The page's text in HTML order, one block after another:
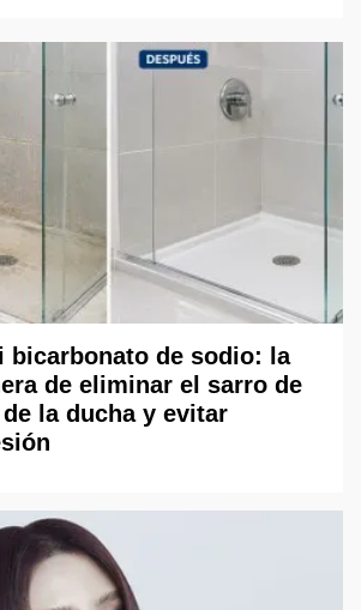
bicarbonato de sodio: la
de eliminar el sarro de
la ducha y evitar